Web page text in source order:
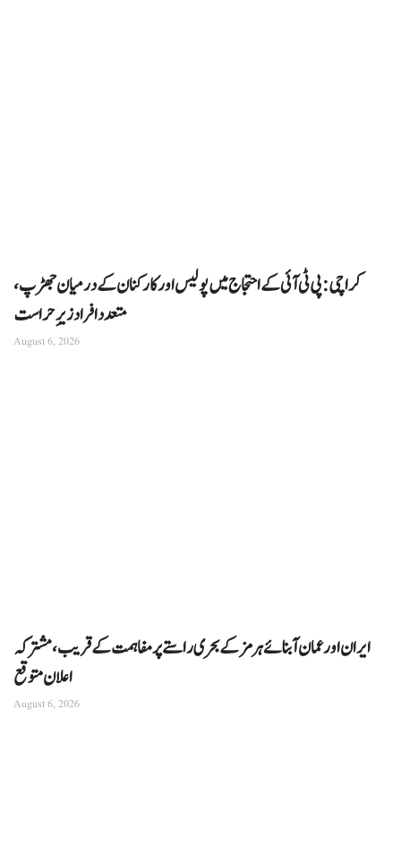
کراچی: پی ٹی آئی کے احتجاج میں پولیس اور کارکنان کے درمیان جھڑپ،
متعدد افراد زیرِ حراست
August 6, 2026
ایران اور عمان آبنائے ہرمز کے بحری راستے پر مفاہمت کے قریب، مشترکہ
اعلان متوقع
August 6, 2026